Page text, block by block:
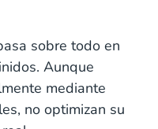
sobre todo en
Aunque
mediante
no optimizan su